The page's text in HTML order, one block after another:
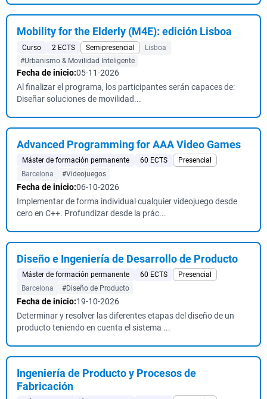
Mobility for the Elderly (M4E): edición Lisboa
Curso 2 ECTS Semipresencial
Lisboa
#Urbanismo & Movilidad Inteligente
Fecha de inicio:05-11-2026
Al finalizar el programa, los participantes serán capaces de:
Diseñar soluciones de movilidad...
Advanced Programming for AAA Video Games
Máster de formación permanente 60 ECTS
Presencial
Barcelona
#Videojuegos
Fecha de inicio:06-10-2026
Implementar de forma individual cualquier videojuego desde
cero en C++. Profundizar desde la prác...
Diseño e Ingeniería de Desarrollo de Producto
Máster de formación permanente 60 ECTS
Presencial
Barcelona
#Diseño de Producto
Fecha de inicio:19-10-2026
Determinar y resolver las diferentes etapas del diseño de un
producto teniendo en cuenta el sistema ...
Ingeniería de Producto y Procesos de
Fabricación